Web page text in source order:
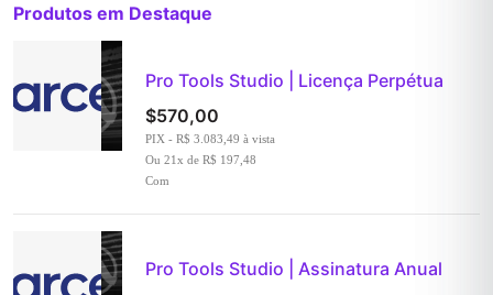
Produtos em Destaque
Pro Tools Studio | Licença Perpétua
$570,00
PIX - R$ 3.083,49 à vista
Ou 21x de R$ 197,48
Com
Pro Tools Studio | Assinatura Anual